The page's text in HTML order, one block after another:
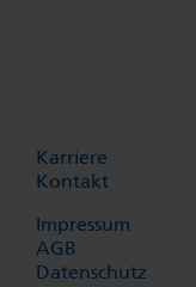
Karriere
Kontakt
Impressum
AGB
Datenschutz